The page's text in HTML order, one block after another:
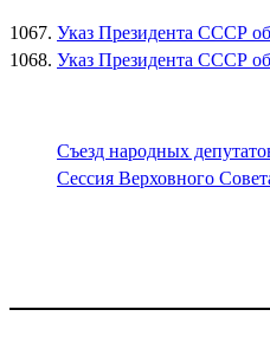
1067. Указ Президента СССР
1068. Указ Президента СССР
Съезд народных
Сессия Верховного